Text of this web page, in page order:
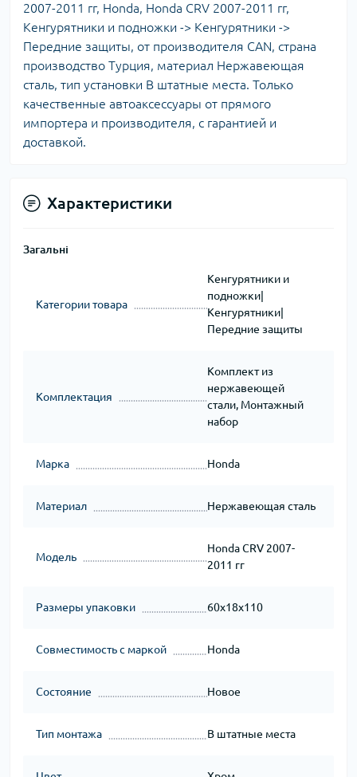
2007-2011 гг, Honda, Honda CRV 2007-2011 гг,
Кенгурятники и подножки -> Кенгурятники ->
Передние защиты, от производителя CAN, страна
производство Турция, материал Нержавеющая
сталь, тип установки В штатные места. Только
качественные автоаксессуары от прямого
импортера и производителя, с гарантией и
доставкой.
Характеристики
Загальні
Категории товара
Кенгурятники и
подножки|
Кенгурятники|
Передние защиты
Комплектация
Комплект из
нержавеющей
стали, Монтажный
набор
Марка Honda
Материал Нержавеющая сталь
Модель
Honda CRV 2007-
2011 гг
Размеры упаковки 60x18x110
Совместимость с маркой Honda
Состояние Новое
Тип монтажа В штатные места